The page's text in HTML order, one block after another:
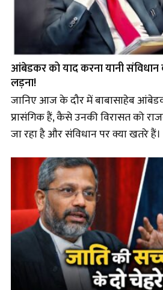
आंबेडकर को याद करना यानी संविधान
लड़ना!
जानिए आज के दौर में बाबासाहेब
प्रासंगिक हैं, कैसे उनकी विरासत को
जा रहा है और संविधान पर क्या खतरे हैं।